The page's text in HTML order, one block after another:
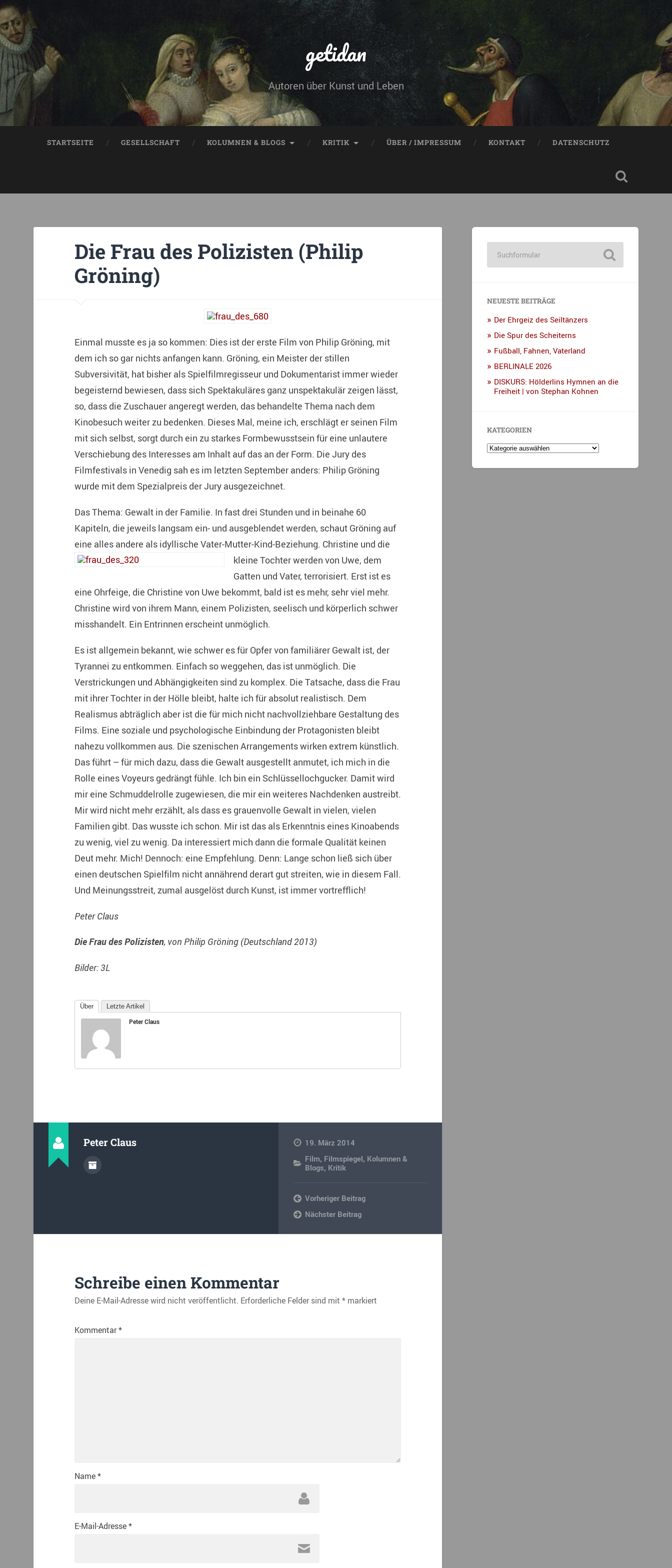
getidan
Autoren über Kunst und Leben
STARTSEITE GESELLSCHAFT KOLUMNEN & BLOGS KRITIK ÜBER / IMPRESSUM KONTAKT DATENSCHUTZ
Die Frau des Polizisten (Philip
Gröning)
Einmal musste es ja so kommen: Dies ist der erste Film von Philip Gröning, mit
dem ich so gar nichts anfangen kann. Gröning, ein Meister der stillen
Subversivität, hat bisher als Spielfilmregisseur und Dokumentarist immer wieder
begeisternd bewiesen, dass sich Spektakuläres ganz unspektakulär zeigen lässt,
so, dass die Zuschauer angeregt werden, das behandelte Thema nach dem
Kinobesuch weiter zu bedenken. Dieses Mal, meine ich, erschlägt er seinen Film
mit sich selbst, sorgt durch ein zu starkes Formbewusstsein für eine unlautere
Verschiebung des Interesses am Inhalt auf das an der Form. Die Jury des
Filmfestivals in Venedig sah es im letzten September anders: Philip Gröning
wurde mit dem Spezialpreis der Jury ausgezeichnet.
Das Thema: Gewalt in der Familie. In fast drei Stunden und in beinahe 60
Kapiteln, die jeweils langsam ein- und ausgeblendet werden, schaut Gröning auf
eine alles andere als idyllische Vater-Mutter-Kind-Beziehung. Christine und die
kleine Tochter werden von Uwe, dem
Gatten und Vater, terrorisiert. Erst ist es
eine Ohrfeige, die Christine von Uwe bekommt, bald ist es mehr, sehr viel mehr.
Christine wird von ihrem Mann, einem Polizisten, seelisch und körperlich schwer
misshandelt. Ein Entrinnen erscheint unmöglich.
Es ist allgemein bekannt, wie schwer es für Opfer von familiärer Gewalt ist, der
Tyrannei zu entkommen. Einfach so weggehen, das ist unmöglich. Die
Verstrickungen und Abhängigkeiten sind zu komplex. Die Tatsache, dass die Frau
mit ihrer Tochter in der Hölle bleibt, halte ich für absolut realistisch. Dem
Realismus abträglich aber ist die für mich nicht nachvollziehbare Gestaltung des
Films. Eine soziale und psychologische Einbindung der Protagonisten bleibt
nahezu vollkommen aus. Die szenischen Arrangements wirken extrem künstlich.
Das führt – für mich dazu, dass die Gewalt ausgestellt anmutet, ich mich in die
Rolle eines Voyeurs gedrängt fühle. Ich bin ein Schlüssellochgucker. Damit wird
mir eine Schmuddelrolle zugewiesen, die mir ein weiteres Nachdenken austreibt.
Mir wird nicht mehr erzählt, als dass es grauenvolle Gewalt in vielen, vielen
Familien gibt. Das wusste ich schon. Mir ist das als Erkenntnis eines Kinoabends
zu wenig, viel zu wenig. Da interessiert mich dann die formale Qualität keinen
Deut mehr. Mich! Dennoch: eine Empfehlung. Denn: Lange schon ließ sich über
einen deutschen Spielfilm nicht annährend derart gut streiten, wie in diesem Fall.
Und Meinungsstreit, zumal ausgelöst durch Kunst, ist immer vortrefflich!
Peter Claus
Die Frau des Polizisten, von Philip Gröning (Deutschland 2013)
Bilder: 3L
Über Letzte Artikel
Peter Claus
Peter Claus
19. März 2014
Film, Filmspiegel, Kolumnen &
Blogs, Kritik
Vorheriger Beitrag
Nächster Beitrag
Schreibe einen Kommentar
Deine E-Mail-Adresse wird nicht veröffentlicht. Erforderliche Felder sind mit *markiert
Kommentar*
Name*
E-Mail-Adresse*
NEUESTE BEITRÄGE
Der Ehrgeiz des Seiltänzers
Die Spur des Scheiterns
Fußball, Fahnen, Vaterland
BERLINALE 2026
DISKURS: Hölderlins Hymnen an die
Freiheit | von Stephan Kohnen
KATEGORIEN